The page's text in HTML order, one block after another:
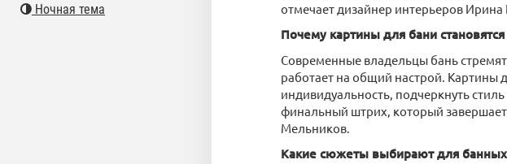
отмечает дизайнер интерьеров Ирина
Почему картины для бани
Современные владельцы бань
работает на общий настрой. Картины
индивидуальность, подчеркнуть
финальный штрих, который
Мельников.
Какие сюжеты выбирают для
Ночная тема